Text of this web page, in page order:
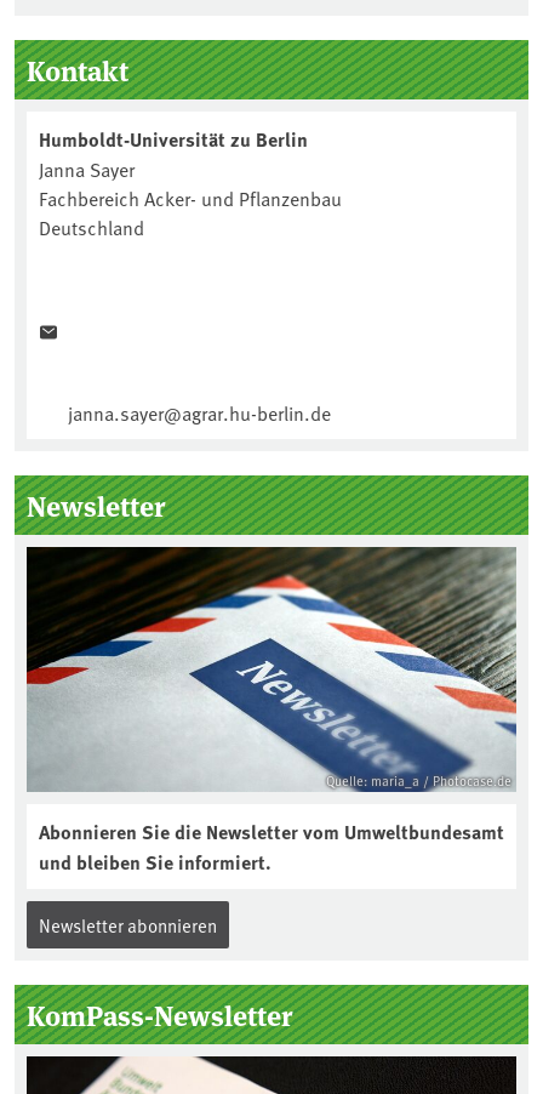
Seitenleiste
Kontakt
Humboldt-Universität zu Berlin
Janna Sayer
Fachbereich Acker- und Pflanzenbau
Deutschland
janna.sayer@agrar.hu-berlin.de
Newsletter
Quelle: maria_a / Photocase.de
Abonnieren Sie die Newsletter vom Umweltbundesamt
und bleiben Sie informiert.
Newsletter abonnieren
KomPass-Newsletter